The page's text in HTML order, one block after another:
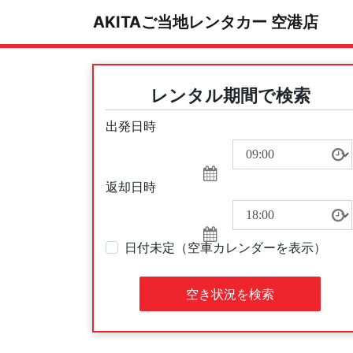
AKITAご当地レンタカー 空港店
レンタル期間で検索
出発日時
返却日時
日付未定（空車カレンダーを表示）
空き状況を検索